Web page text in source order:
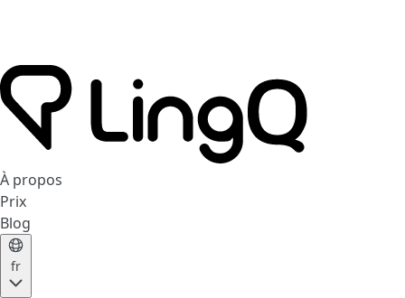
À propos
Prix
Blog
fr